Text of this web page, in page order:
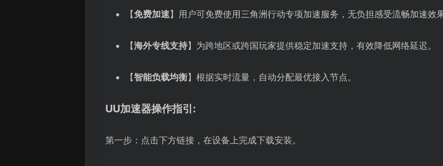
【免费加速】用户可免费使用三角洲行动专项加速服务，无负担感受流畅加速效
【海外专线支持】为跨地区或跨国玩家提供稳定加速支持，有效降低网络延迟。
【智能负载均衡】根据实时流量，自动分配最优接入节点。
UU加速器操作指引:
第一步：点击下方链接，在设备上完成下载安装。